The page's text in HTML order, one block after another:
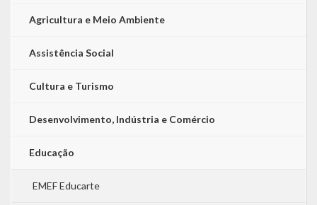
Agricultura e Meio Ambiente
Assistência Social
Cultura e Turismo
Desenvolvimento, Indústria e Comércio
Educação
EMEF Educarte